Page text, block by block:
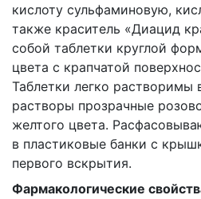
кислоту сульфаминовую,
также краситель «Диацид
собой таблетки круглой
цвета с крапчатой
Таблетки легко растворимы
растворы прозрачные
желтого цвета.
в пластиковые банки с
первого вскрытия.
Фармакологические